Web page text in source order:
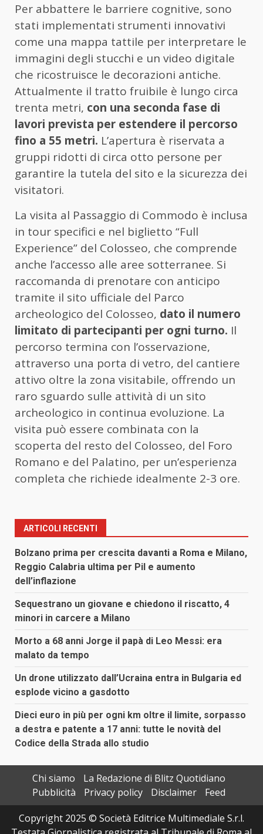
Per abbattere le barriere cognitive, sono
stati implementati strumenti innovativi
come una mappa tattile per interpretare le
immagini degli stucchi e un video digitale
che ricostruisce le decorazioni antiche.
Attualmente il tratto fruibile è lungo circa
trenta metri, con una seconda fase di
lavori prevista per estendere il percorso
fino a 55 metri. L’apertura è riservata a
gruppi ridotti di circa otto persone per
garantire la tutela del sito e la sicurezza dei
visitatori.
La visita al Passaggio di Commodo è inclusa
in tour specifici e nel biglietto “Full
Experience” del Colosseo, che comprende
anche l’accesso alle aree sotterranee. Si
raccomanda di prenotare con anticipo
tramite il sito ufficiale del Parco
archeologico del Colosseo, dato il numero
limitato di partecipanti per ogni turno. Il
percorso termina con l’osservazione,
attraverso una porta di vetro, del cantiere
attivo oltre la zona visitabile, offrendo un
raro sguardo sulle attività di un sito
archeologico in continua evoluzione. La
visita può essere combinata con la
scoperta del resto del Colosseo, del Foro
Romano e del Palatino, per un’esperienza
completa che richiede idealmente 2-3 ore.
ARTICOLI RECENTI
Bolzano prima per crescita davanti a Roma e Milano,
Reggio Calabria ultima per Pil e aumento
dell’inflazione
Sequestrano un giovane e chiedono il riscatto, 4
minori in carcere a Milano
Morto a 68 anni Jorge il papà di Leo Messi: era
malato da tempo
Un drone utilizzato dall’Ucraina entra in Bulgaria ed
esplode vicino a gasdotto
Dieci euro in più per ogni km oltre il limite, sorpasso
a destra e patente a 17 anni: tutte le novità del
Codice della Strada allo studio
Chi siamo
La Redazione di Blitz Quotidiano
Pubblicità
Privacy policy Disclaimer
Feed
Copyright 2025 © Società Editrice Multimediale S.r.l.